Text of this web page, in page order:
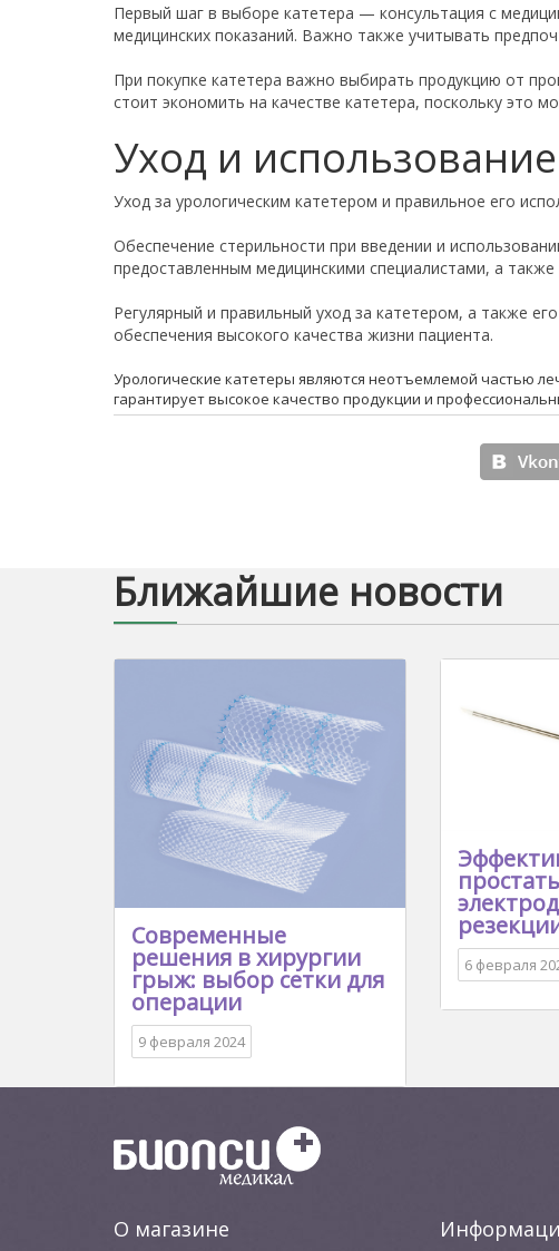
Первый шаг в выборе катетера — консультация с
медицинских показаний. Важно также учитывать
При покупке катетера важно выбирать продукцию от
стоит экономить на качестве катетера, поскольку это
Уход и использование
Уход за урологическим катетером и правильное его
Обеспечение стерильности при введении и
предоставленным медицинскими специалистами, а
Регулярный и правильный уход за катетером, а также
обеспечения высокого качества жизни пациента.
Урологические катетеры являются неотъемлемой частью
гарантирует высокое качество продукции и
Ближайшие новости
Современные
решения в хирургии
грыж: выбор сетки для
операции
9 февраля 2024
6 февраля
О магазине